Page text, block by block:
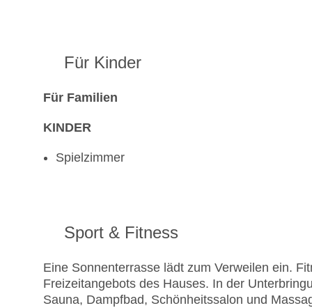
Für Kinder
Für Familien
KINDER
Spielzimmer
Sport & Fitness
Eine Sonnenterrasse lädt zum Verweilen ein.
Freizeitangebots des Hauses. In der
Sauna, Dampfbad, Schönheitssalon und